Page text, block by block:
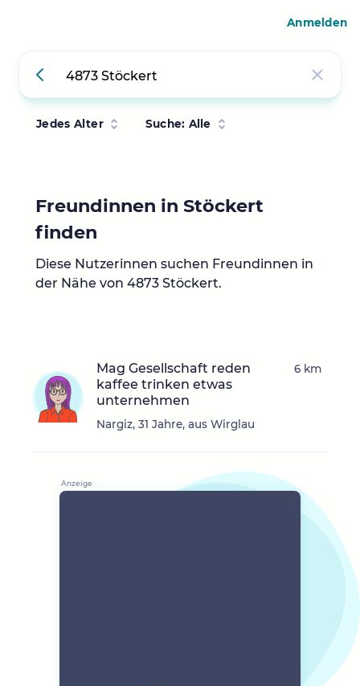
Jedes Alter Suche: Alle
Freundinnen in Stöckert
finden
Diese Nutzerinnen suchen Freundinnen in
der Nähe von 4873 Stöckert.
Mag Gesellschaft reden
kaffee trinken etwas
unternehmen
Nargiz, 31 Jahre, aus Wirglau
6 km
Anmelden